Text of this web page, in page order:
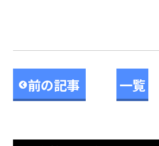
前の記事 一覧